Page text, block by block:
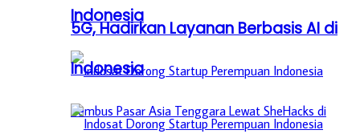
Indonesia
5G, Hadirkan Layanan Berbasis AI di
Indonesia